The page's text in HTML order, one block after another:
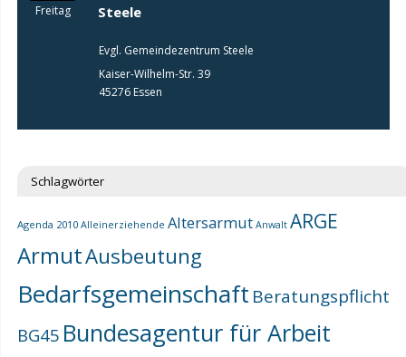
Freitag
Steele
Evgl. Gemeindezentrum Steele
Kaiser-Wilhelm-Str. 39
45276 Essen
Schlagwörter
Agenda 2010 Alleinerziehende Altersarmut Anwalt ARGE
ArmutAusbeutung
Bedarfsgemeinschaft Beratungspflicht
BG45 Bundesagentur für Arbeit